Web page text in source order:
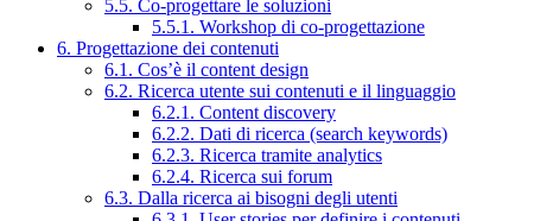
5.5. Co-progettare le soluzioni
5.5.1. Workshop di co-progettazione
6. Progettazione dei contenuti
6.1. Cos’è il content design
6.2. Ricerca utente sui contenuti e il linguaggio
6.2.1. Content discovery
6.2.2. Dati di ricerca (search keywords)
6.2.3. Ricerca tramite analytics
6.2.4. Ricerca sui forum
6.3. Dalla ricerca ai bisogni degli utenti